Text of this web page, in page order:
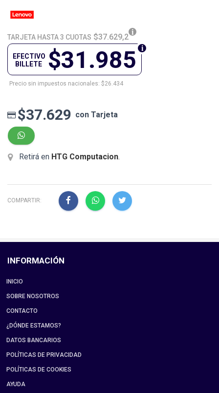
TARJETA HASTA 3 CUOTAS $37.629,2
$31.985
EFECTIVO
BILLETE
Precio sin impuestos nacionales: $26.434
$37.629 con Tarjeta
Retirá en HTG Computacion.
COMPARTIR:
INFORMACIÓN
INICIO
SOBRE NOSOTROS
CONTACTO
¿DÓNDE ESTAMOS?
DATOS BANCARIOS
POLÍTICAS DE PRIVACIDAD
POLÍTICAS DE COOKIES
AYUDA